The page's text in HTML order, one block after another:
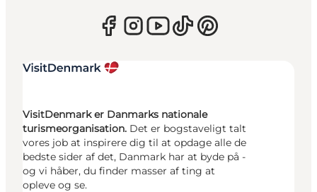
VisitDenmark er Danmarks nationale
turismeorganisation. Det er bogstaveligt talt
vores job at inspirere dig til at opdage alle de
bedste sider af det, Danmark har at byde på -
og vi håber, du finder masser af ting at
opleve og se.